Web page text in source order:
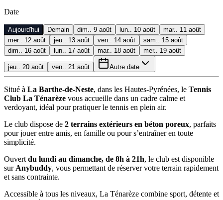
Date
Aujourd'hui Demain dim.. 9 août lun.. 10 août
mar.. 11 août
mer.. 12 août
jeu.. 13 août ven.. 14 août
sam.. 15 août
dim.. 16 août
lun.. 17 août mar.. 18 août mer.. 19 août
jeu.. 20 août ven.. 21 août Autre date
Situé à La Barthe-de-Neste, dans les Hautes-Pyrénées, le Tennis
Club La Ténarèze vous accueille dans un cadre calme et
verdoyant, idéal pour pratiquer le tennis en plein air.
Le club dispose de 2 terrains extérieurs en béton poreux, parfaits
pour jouer entre amis, en famille ou pour s’entraîner en toute
simplicité.
Ouvert du lundi au dimanche, de 8h à 21h, le club est disponible
sur Anybuddy, vous permettant de réserver votre terrain rapidement
et sans contrainte.
Accessible à tous les niveaux, La Ténarèze combine sport, détente et